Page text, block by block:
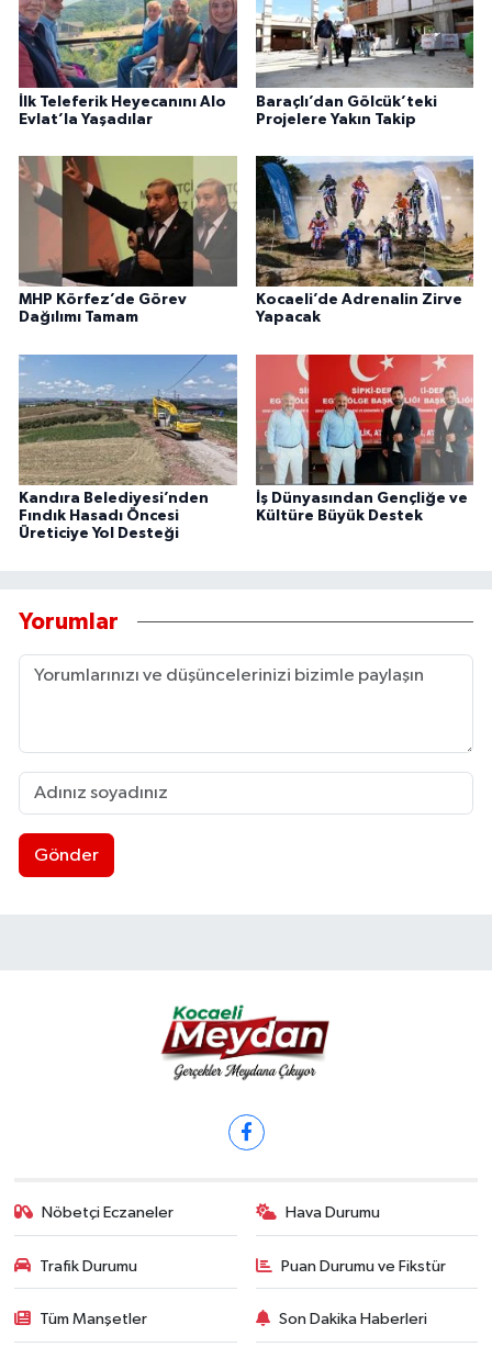
İlk Teleferik Heyecanını Alo
Evlat’la Yaşadılar
Baraçlı’dan Gölcük’teki
Projelere Yakın Takip
MHP Körfez’de Görev
Dağılımı Tamam
Kocaeli’de Adrenalin Zirve
Yapacak
Kandıra Belediyesi’nden
Fındık Hasadı Öncesi
Üreticiye Yol Desteği
İş Dünyasından Gençliğe ve
Kültüre Büyük Destek
Yorumlar
Gönder
Nöbetçi Eczaneler Hava Durumu
Trafik Durumu Puan Durumu ve Fikstür
Tüm Manşetler Son Dakika Haberleri